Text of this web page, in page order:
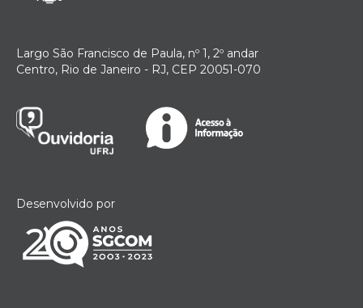
Largo São Francisco de Paula, nº 1, 2º andar
Centro, Rio de Janeiro - RJ, CEP 20051-070
Desenvolvido por